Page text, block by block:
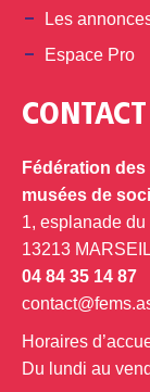
Les
Espace Pro
CONTACT
Fédération
musées de
1, esplanade
13213
04 84 35 14 87
Horaires
Du lundi au